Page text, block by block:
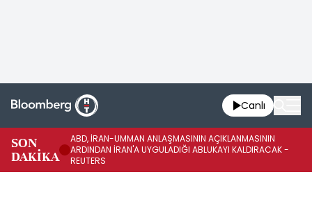
Canlı
SON
DAKİKA
ABD, İRAN-UMMAN ANLAŞMASININ AÇIKLANMASININ
ARDINDAN İRAN'A UYGULADIĞI ABLUKAYI KALDIRACAK -
REUTERS